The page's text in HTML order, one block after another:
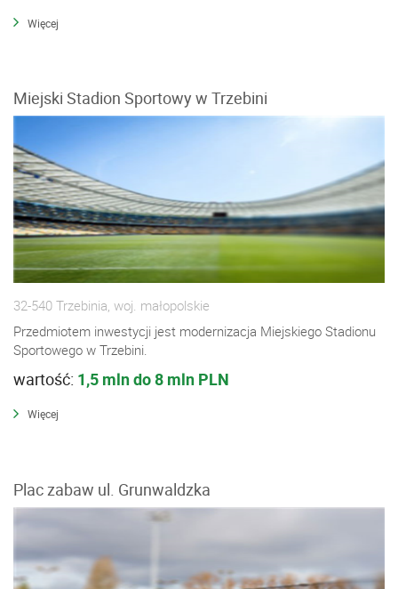
Więcej
Miejski Stadion Sportowy w Trzebini
32-540 Trzebinia, woj. małopolskie
Przedmiotem inwestycji jest modernizacja Miejskiego Stadionu
Sportowego w Trzebini.
wartość: 1,5 mln do 8 mln PLN
Więcej
Plac zabaw ul. Grunwaldzka